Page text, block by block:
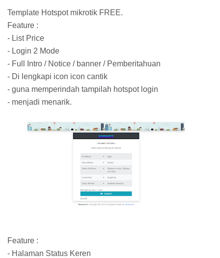
Template Hotspot mikrotik FREE.
Feature :
- List Price
- Login 2 Mode
- Full Intro / Notice / banner / Pemberitahuan
- Di lengkapi icon icon cantik
- guna memperindah tampilah hotspot login
- menjadi menarik.
Feature :
- Halaman Status Keren